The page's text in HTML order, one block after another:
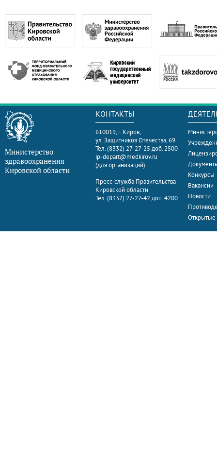
Министерство
здравоохранения
Кировской области
КОНТАКТЫ
610019, г. Киров,
ул. Защитников Отечества, 69
Тел. (8332) 27-27-25 доб. 2500
ip-depart@medkirov.ru
(для организаций)
Пресс-служба Правительства
Кировской области
Тел. (8332) 27-27-42 доп. 4200
Конкурсы
Вакансии
Новости